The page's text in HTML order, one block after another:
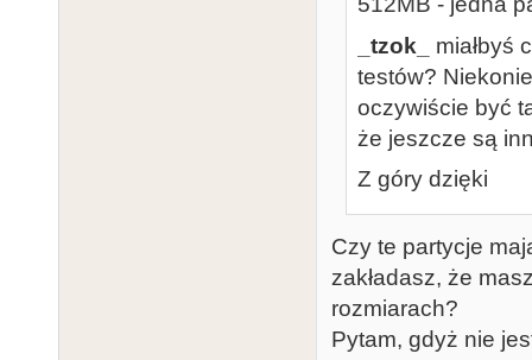
_tzok_
miałbyś
testów?
oczywiście być
że jeszcze są
Z góry dzięki
Czy te partycje
zakładasz, że
rozmiarach?
Pytam, gdyż nie